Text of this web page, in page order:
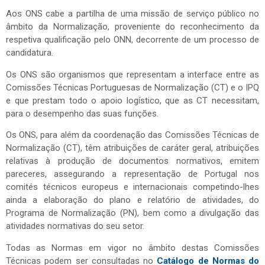
Aos ONS cabe a partilha de uma missão de serviço público no
âmbito da Normalização, proveniente do reconhecimento da
respetiva qualificação pelo ONN, decorrente de um processo de
candidatura.
Os ONS são organismos que representam a interface entre as
Comissões Técnicas Portuguesas de Normalização (CT) e o IPQ
e que prestam todo o apoio logístico, que as CT necessitam,
para o desempenho das suas funções.
Os ONS, para além da coordenação das Comissões Técnicas de
Normalização (CT), têm atribuições de caráter geral, atribuições
relativas à produção de documentos normativos, emitem
pareceres, assegurando a representação de Portugal nos
comités técnicos europeus e internacionais competindo-lhes
ainda a elaboração do plano e relatório de atividades, do
Programa de Normalização (PN), bem como a divulgação das
atividades normativas do seu setor.
Todas as Normas em vigor no âmbito destas Comissões
Técnicas podem ser consultadas no Catálogo de Normas do